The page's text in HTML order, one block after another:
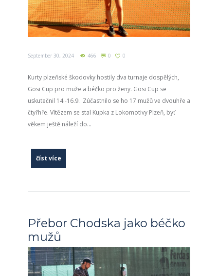
September 30, 2024 466 0 0
Kurty plzeňské škodovky hostily dva turnaje dospělých,
Gosi Cup pro muže a béčko pro ženy. Gosi Cup se
uskutečnil 14.-16.9. Zúčastnilo se ho 17 mužů ve dvouhře a
čtyřhře. Vítězem se stal Kupka z Lokomotivy Plzeň, byť
věkem ještě náleží do...
číst více
Přebor Chodska jako béčko
mužů